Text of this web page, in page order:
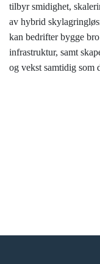
tilbyr smidighet,
av hybrid
kan bedrifter bygge
infrastruktur, samt
og vekst samtidig som